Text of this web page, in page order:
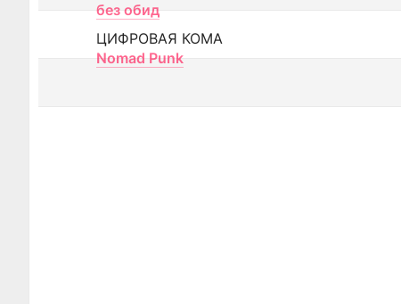
без обид
ЦИФРОВАЯ КОМА
Nomad Punk